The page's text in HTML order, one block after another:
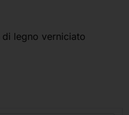
legno verniciato